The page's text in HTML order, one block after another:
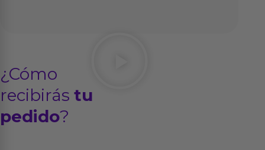
¿Cómo
recibirás tu
pedido?